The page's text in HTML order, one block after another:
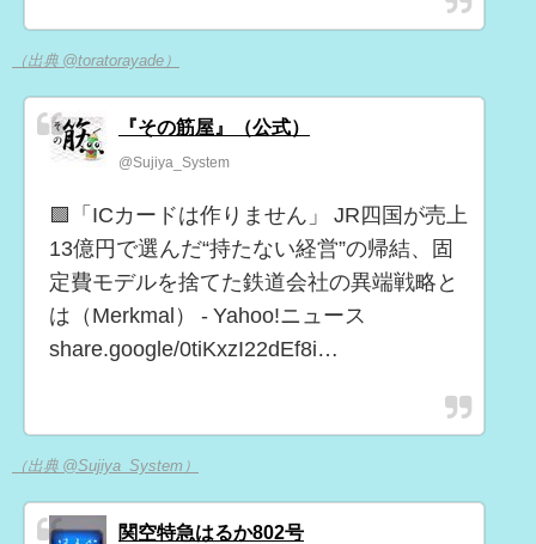
（出典 @toratorayade）
『その筋屋』（公式）
@Sujiya_System
🟩「ICカードは作りません」 JR四国が売上
13億円で選んだ“持たない経営”の帰結、固
定費モデルを捨てた鉄道会社の異端戦略と
は（Merkmal） - Yahoo!ニュース
share.google/0tiKxzI22dEf8i…
（出典 @Sujiya_System）
関空特急はるか802号